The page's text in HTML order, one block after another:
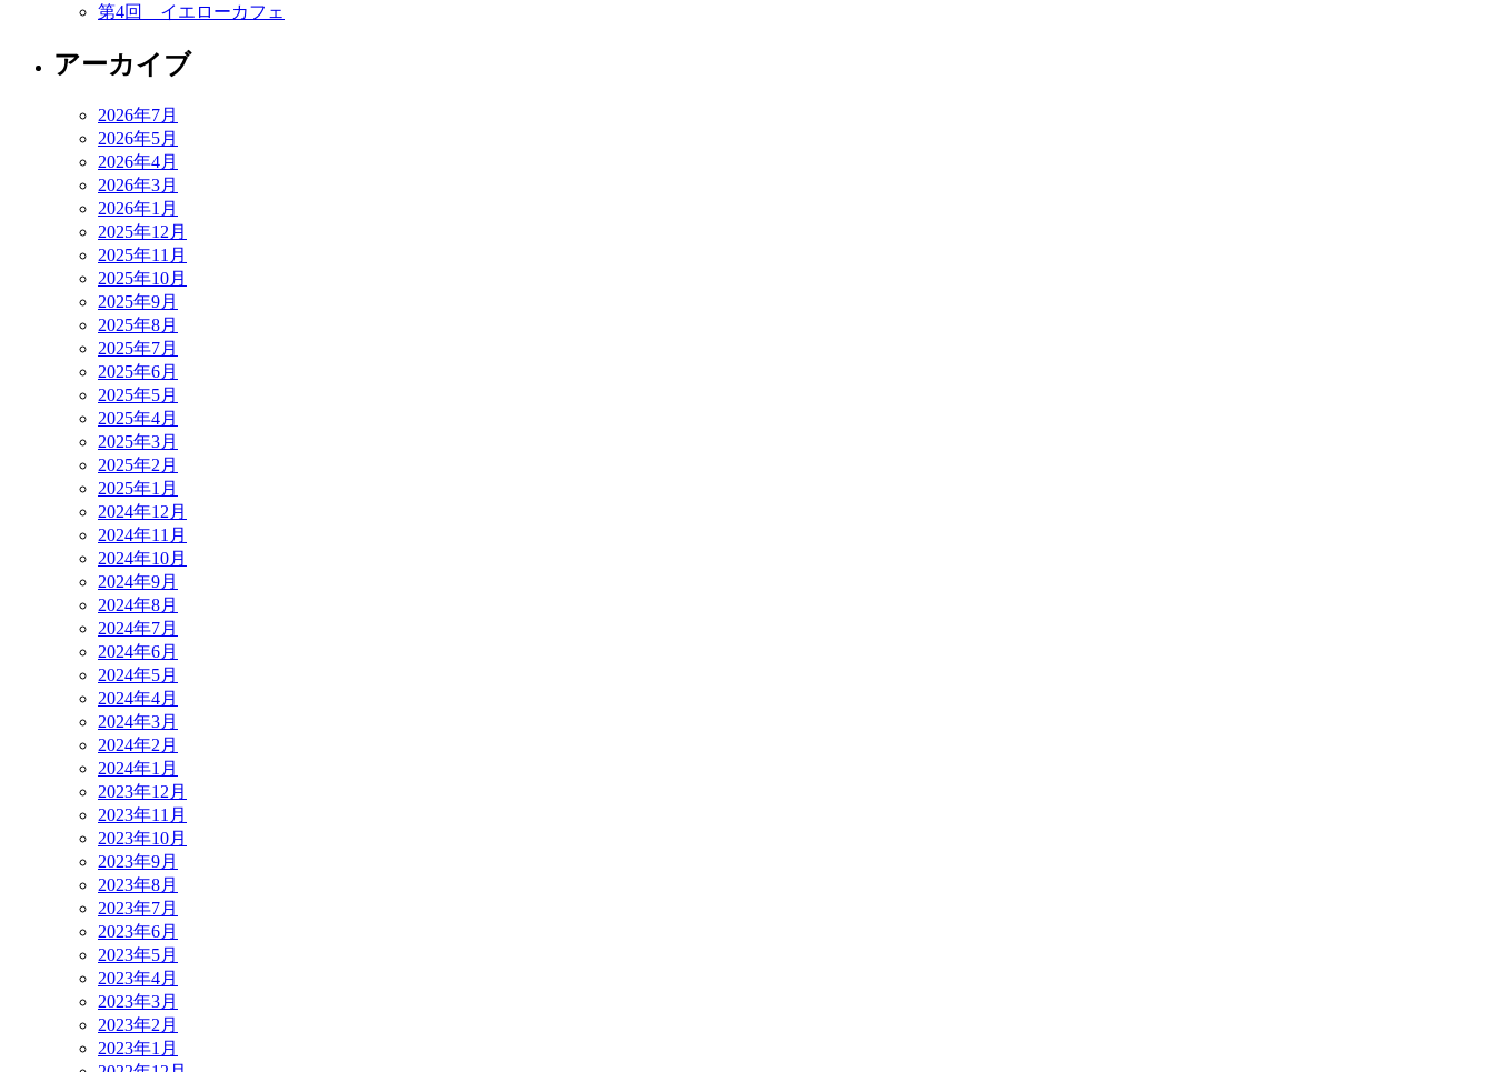
第4回 イエローカフェ
アーカイブ
2026年7月
2026年5月
2026年4月
2026年3月
2026年1月
2025年12月
2025年11月
2025年10月
2025年9月
2025年8月
2025年7月
2025年6月
2025年5月
2025年4月
2025年3月
2025年2月
2025年1月
2024年12月
2024年11月
2024年10月
2024年9月
2024年8月
2024年7月
2024年6月
2024年5月
2024年4月
2024年3月
2024年2月
2024年1月
2023年12月
2023年11月
2023年10月
2023年9月
2023年8月
2023年7月
2023年6月
2023年5月
2023年4月
2023年3月
2023年2月
2023年1月